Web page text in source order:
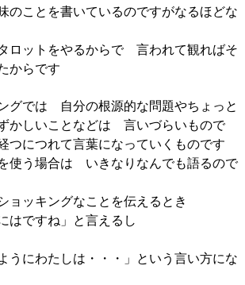
のことを書いているのですがなるほどな
ロットをやるからで 言われて観ればそ
からです
グでは 自分の根源的な問題やちょっと
かしいことなどは 言いづらいもので
つにつれて言葉になっていくものです
使う場合は いきなりなんでも語るので
ッキングなことを伝えるとき
はですね」と言えるし
うにわたしは・・・」という言い方にな